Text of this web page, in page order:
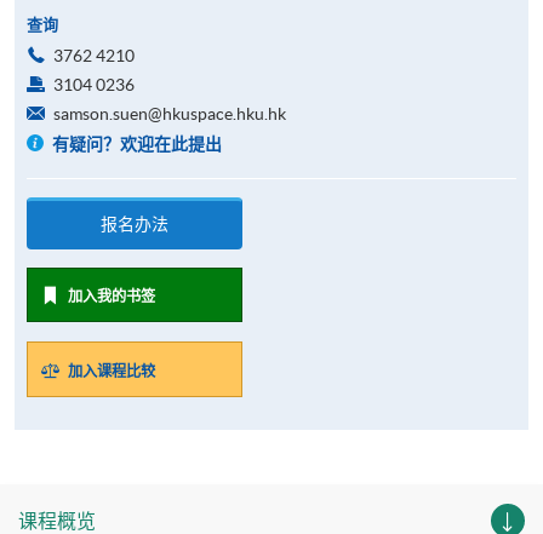
查询
3762 4210
3104 0236
samson.suen@hkuspace.hku.hk
有疑问？欢迎在此提出
报名办法
加入我的书签
加入课程比较
课程概览